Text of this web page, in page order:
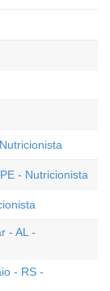
- Nutricionista
- AL -
- RS -